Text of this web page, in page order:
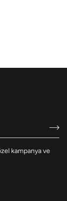
kampanya ve